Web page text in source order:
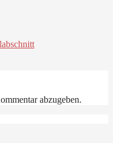
abzugeben.